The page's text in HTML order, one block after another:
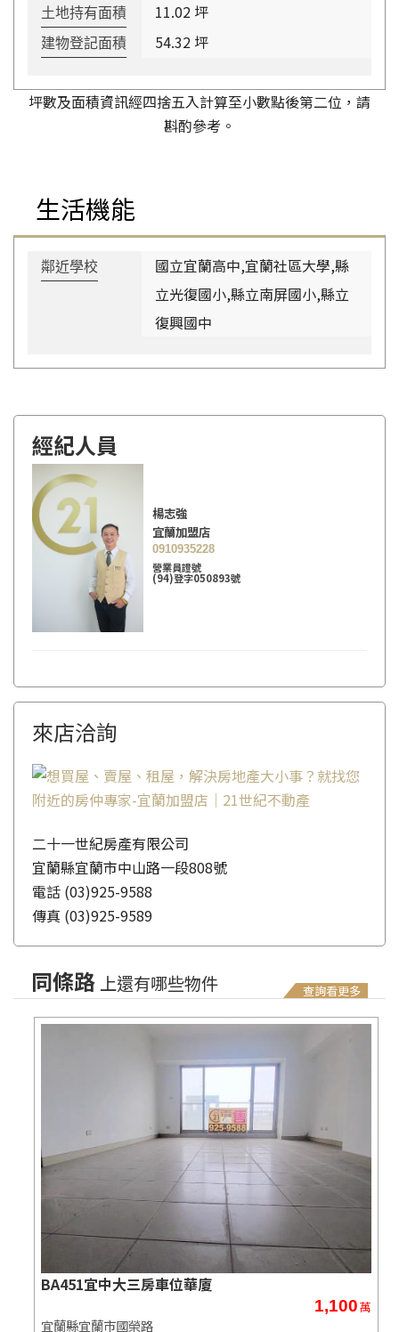
土地持有面積 11.02 坪
建物登記面積 54.32 坪
坪數及面積資訊經四捨五入計算至小數點後第二位，請
斟酌參考。
生活機能
鄰近學校
國立宜蘭高中,宜蘭社區大學,縣
立光復國小,縣立南屏國小,縣立
復興國中
經紀人員
楊志強
宜蘭加盟店
0910935228
營業員證號
(94)登字050893號
來店洽詢
二十一世紀房產有限公司
宜蘭縣宜蘭市中山路一段808號
電話 (03)925-9588
傳真 (03)925-9589
查詢看更多
同條路 上還有哪些物件
BA451宜中大三房車位華廈
1,100萬
宜蘭縣宜蘭市國榮路